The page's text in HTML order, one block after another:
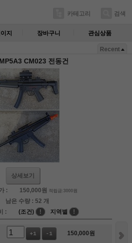
카테고리 검색
지 장바구니 관심상품
Recent
CM023 전동건
상세보기
: 150,000원 적립금:3000원
남은 수량 : 52 개
:
(조건) ! 지역별 !
+1 -1 150,000원